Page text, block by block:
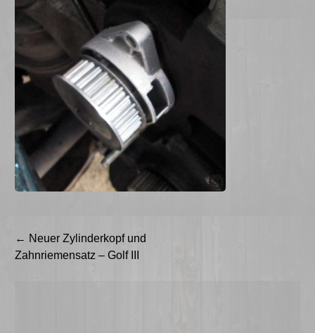
Beitragsnavigation
← Neuer Zylinderkopf und
Zahnriemensatz – Golf III